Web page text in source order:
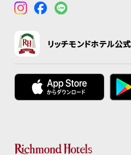
リッチモンドホテル公